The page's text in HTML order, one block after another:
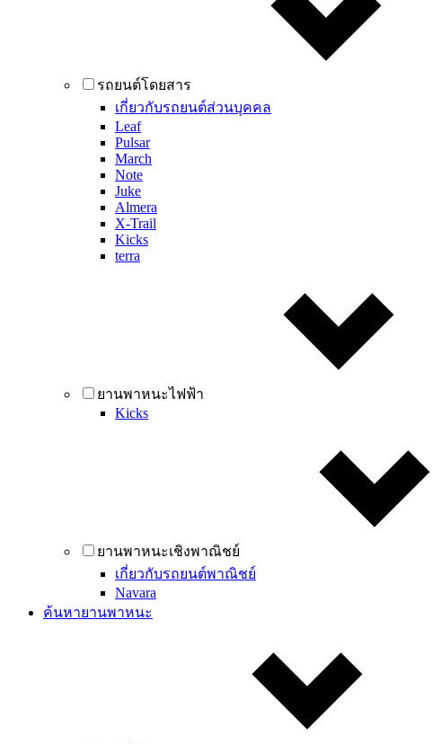
รถยนต์โดยสาร
เกี่ยวกับรถยนต์ส่วนบุคคล
Leaf
Pulsar
March
Note
Juke
Almera
X-Trail
Kicks
terra
ยานพาหนะไฟฟ้า
Kicks
ยานพาหนะเชิงพาณิชย์
เกี่ยวกับรถยนต์พาณิชย์
Navara
ค้นหายานพาหนะ